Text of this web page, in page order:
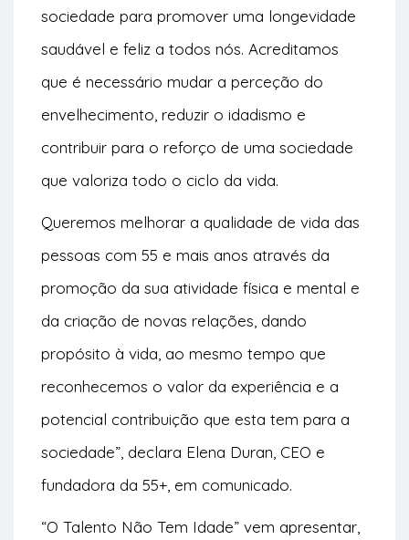
sociedade para promover uma longevidade
saudável e feliz a todos nós. Acreditamos
que é necessário mudar a perceção do
envelhecimento, reduzir o idadismo e
contribuir para o reforço de uma sociedade
que valoriza todo o ciclo da vida.
Queremos melhorar a qualidade de vida das
pessoas com 55 e mais anos através da
promoção da sua atividade física e mental e
da criação de novas relações, dando
propósito à vida, ao mesmo tempo que
reconhecemos o valor da experiência e a
potencial contribuição que esta tem para a
sociedade”, declara Elena Duran, CEO e
fundadora da 55+, em comunicado.
“O Talento Não Tem Idade” vem apresentar,